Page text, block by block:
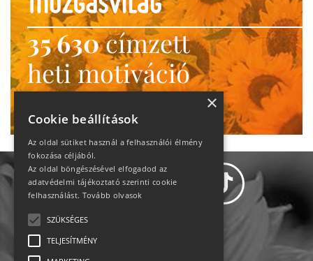
35 630címzett
heti motiváció
Ne maradj le!
×
Cookie beállítások
Az oldal sütiket használ a felhasználói élmény
fokozása céljából.
Az oldal böngészésével elfogadod az
adatvédelmi tájékoztató szerinti cookie
felhasználást. Tovább olvasok
SZÜKSÉGES
TELJESÍTMÉNY